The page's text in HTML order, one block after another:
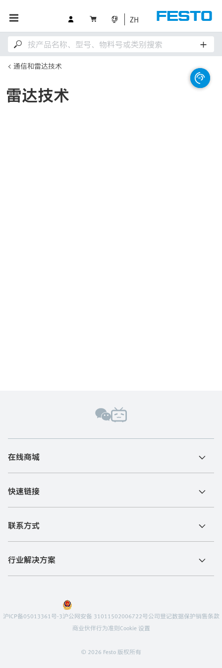
ZH
通信和雷达技术
雷达技术
在线商城
快速链接
联系方式
行业解决方案
© 2026 Festo 版权所有
沪ICP备05013361号-3沪公网安备 31011502006722号公司登记数据保护销售条款
商业伙伴行为准则Cookie 设置